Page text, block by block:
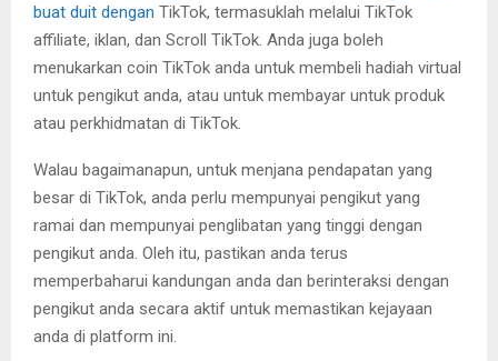
buat duit dengan TikTok, termasuklah melalui TikTok
affiliate, iklan, dan Scroll TikTok. Anda juga boleh
menukarkan coin TikTok anda untuk membeli hadiah virtual
untuk pengikut anda, atau untuk membayar untuk produk
atau perkhidmatan di TikTok.
Walau bagaimanapun, untuk menjana pendapatan yang
besar di TikTok, anda perlu mempunyai pengikut yang
ramai dan mempunyai penglibatan yang tinggi dengan
pengikut anda. Oleh itu, pastikan anda terus
memperbaharui kandungan anda dan berinteraksi dengan
pengikut anda secara aktif untuk memastikan kejayaan
anda di platform ini.